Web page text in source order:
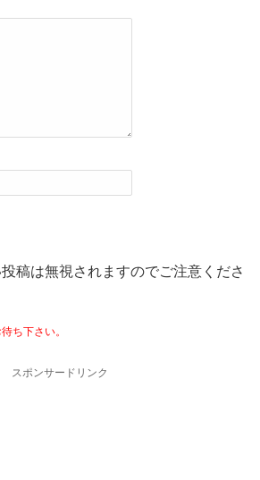
稿は無視されますのでご注意くださ
ち下さい。
スポンサードリンク